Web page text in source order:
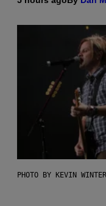
PHOTO BY KEVIN